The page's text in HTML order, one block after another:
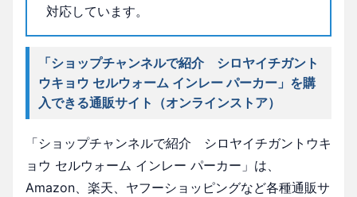
対応しています。
「ショップチャンネルで紹介 シロヤイチガント
ウキョウ セルウォーム インレー パーカー」を購
入できる通販サイト（オンラインストア）
「ショップチャンネルで紹介 シロヤイチガントウキ
ョウ セルウォーム インレー パーカー」は、
Amazon、楽天、ヤフーショッピングなど各種通販サ